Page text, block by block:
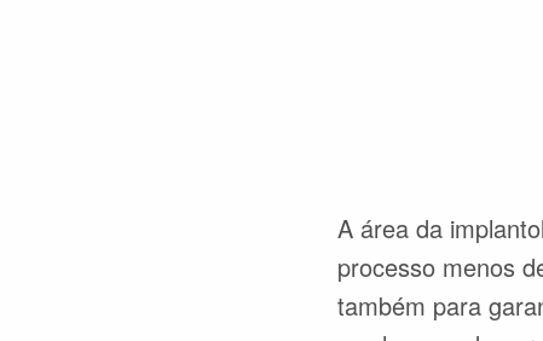
A área da
processo menos
também para